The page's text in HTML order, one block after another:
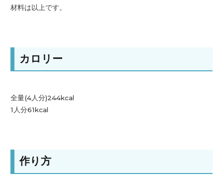
材料は以上です。
カロリー
全量(4人分)244kcal
1人分61kcal
作り方